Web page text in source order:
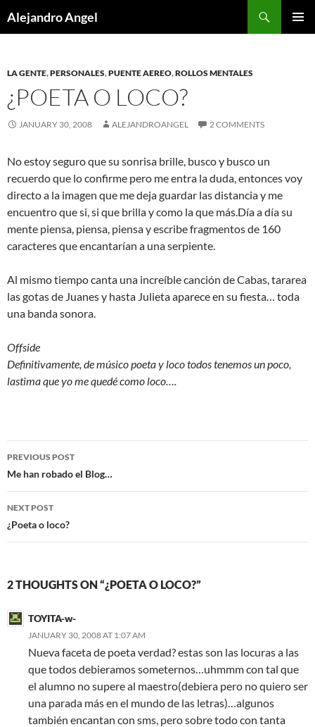
toAlejandro Angel
LA GENTE,PERSONALES,PUENTE AEREO,ROLLOS MENTALES
¿POETA O LOCO?
JANUARY 30, 2008 ALEJANDROANGEL 2 COMMENTS
No estoy seguro que su sonrisa brille, busco y busco un
recuerdo que lo confirme pero me entra la duda, entonces voy
directo a la imagen que me deja guardar las distancia y me
encuentro que si, si que brilla y como la que más.Día a día su
mente piensa, piensa, piensa y escribe fragmentos de 160
caracteres que encantarían a una serpiente.
Al mismo tiempo canta una increíble canción de Cabas, tararea
las gotas de Juanes y hasta Julieta aparece en su fiesta… toda
una banda sonora.
Offside
Definitivamente, de músico poeta y loco todos tenemos un poco,
lastima que yo me quedé como loco….
Post
navigation
PREVIOUS POST
Me han robado el Blog…
NEXT POST
¿Poeta o loco?
2 THOUGHTS ON “¿POETA O LOCO?”
TOYITA-w-
JANUARY 30, 2008 AT 1:07 AM
Nueva faceta de poeta verdad? estas son las locuras a las
que todos debieramos someternos…uhmmm con tal que
el alumno no supere al maestro(debiera pero no quiero ser
una parada más en el mundo de las letras)…algunos
también encantan con sms, pero sobre todo con tanta